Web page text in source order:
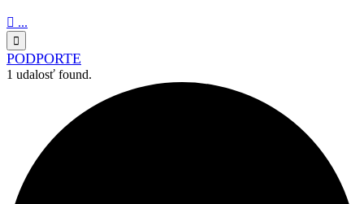
 ...

PODPORTE
1 udalosť found.